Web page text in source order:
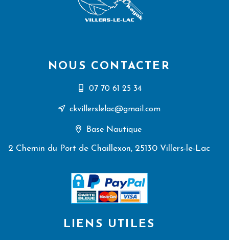
NOUS CONTACTER
07 70 61 25 34
ckvillerslelac@gmail.com
Base Nautique
2 Chemin du Port de Chaillexon, 25130 Villers-le-Lac
LIENS UTILES